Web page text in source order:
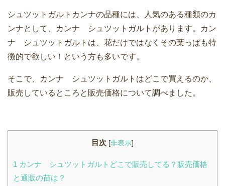
シュツットガルトカンナの品種には、人気のある種類のカ
ンナとして、カンナ シュツットガルトがあります。カン
ナ シュツットガルトは、花だけではなくその葉っぱも特
徴的で欲しい！という方も多いです。
そこで、カンナ シュツットガルトはどこで買えるのか、
販売しているところと販売価格について調べました。
目次 [非表示]
1 カンナ シュツットガルトどこで販売してる？販売価格
と通販の苗は？